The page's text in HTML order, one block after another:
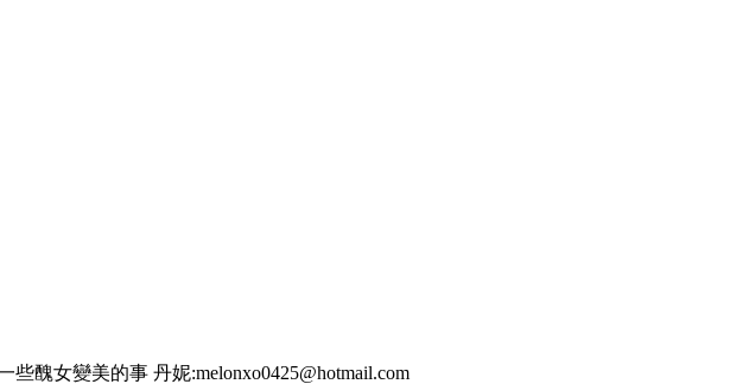
醜女變美的事 丹妮:melonxo0425@hotmail.com